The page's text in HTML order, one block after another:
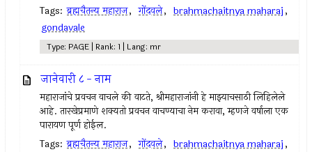
Tags: ब्रह्मचैतन्य महाराज, गोंदवले, brahmachaitnya maharaj,
gondavale
Type: PAGE | Rank: 1 | Lang: mr
जानेवारी ८ - नाम
महाराजांचे प्रवचन वाचले की वाटते, श्रीमहाराजांनी हे माझ्याचसाठी लिहिलेले
आहे. तारखेप्रमाणे शक्यतो प्रवचन वाचण्याचा नेम करावा, म्हणजे वर्षाला एक
पारायण पूर्ण होईल.
Tags: ब्रह्मचैतन्य महाराज, गोंदवले, brahmachaitnya maharaj,